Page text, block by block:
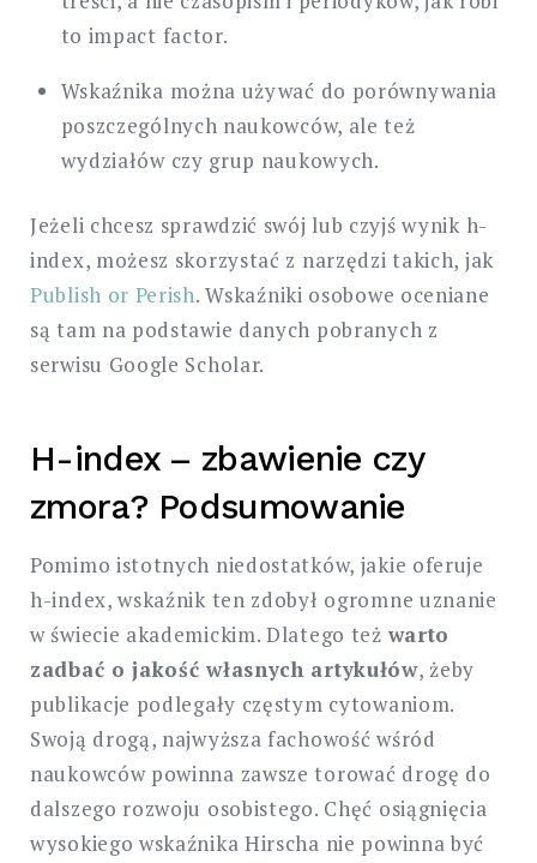
to impact factor.
Wskaźnika można używać do porównywania
poszczególnych naukowców, ale też
wydziałów czy grup naukowych.
Jeżeli chcesz sprawdzić swój lub czyjś wynik h-
index, możesz skorzystać z narzędzi takich, jak
Publish or Perish. Wskaźniki osobowe oceniane
są tam na podstawie danych pobranych z
serwisu Google Scholar.
H-index – zbawienie czy
zmora? Podsumowanie
Pomimo istotnych niedostatków, jakie oferuje
h-index, wskaźnik ten zdobył ogromne uznanie
w świecie akademickim. Dlatego też warto
zadbać o jakość własnych artykułów, żeby
publikacje podlegały częstym cytowaniom.
Swoją drogą, najwyższa fachowość wśród
naukowców powinna zawsze torować drogę do
dalszego rozwoju osobistego. Chęć osiągnięcia
wysokiego wskaźnika Hirscha nie powinna być